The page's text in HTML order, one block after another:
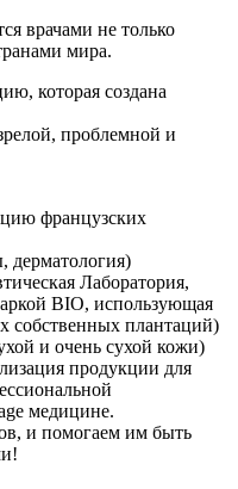
врачами не только
мира.
которая создана
проблемной и
французских
дерматология)
Лаборатория,
BIO, использующая
собственных плантаций)
и очень сухой кожи)
продукции для
медицине.
и помогаем им быть